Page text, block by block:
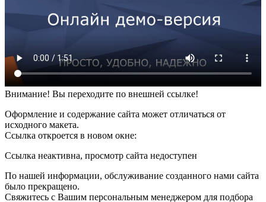
Внимание! Вы переходите по внешней ссылке!
Оформление и содержание сайта может отличаться от
исходного макета.
Ссылка откроется в новом окне:
Ссылка неактивна, просмотр сайта недоступен
По нашей информации, обслуживание созданного нами сайта
было прекращено.
Свяжитесь с Вашим персональным менеджером для подбора